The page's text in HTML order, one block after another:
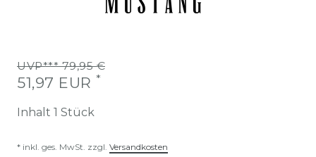
UVP*** 79,95 €
51,97 EUR *
Inhalt 1 Stück
* inkl. ges. MwSt. zzgl. Versandkosten